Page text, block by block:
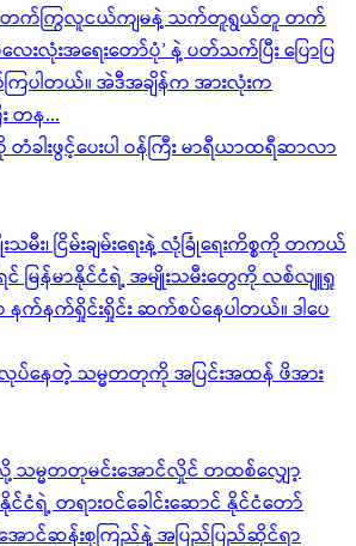
တဲ့ တက်ကြွလူငယ်ကျမနဲ့ သက်တူရွယ်တူ တက်
းလုံးအရေးတော်ပုံ’ နဲ့ ပတ်သက်ပြီး ပြောပြ
ပါတယ်။ အဲဒီအချိန်က အားလုံးက
တန...
တံခါးဖွင့်ပေးပါ ဝန်ကြီး မာရီယာထရီဆာလာ
း၊ ငြိမ်းချမ်းရေးနဲ့ လုံခြုံရေးကိစ္စကို တကယ်
မြန်မာနိုင်ငံရဲ့ အမျိုးသမီးတွေကို လစ်လျူရှု
နက်နက်ရှိုင်းရှိုင်း ဆက်စပ်နေပါတယ်။ ဒါပေ
နေတဲ့ သမ္မတတုကို အပြင်းအထန် ဖိအား
မ္မတတုမင်းအောင်လှိုင် တထစ်လျှော့
င်ငံရဲ့ တရားဝင်ခေါင်းဆောင် နိုင်ငံတော်
ောင်ဆန်းစုကြည်နဲ့ အပြည်ပြည်ဆိုင်ရာ